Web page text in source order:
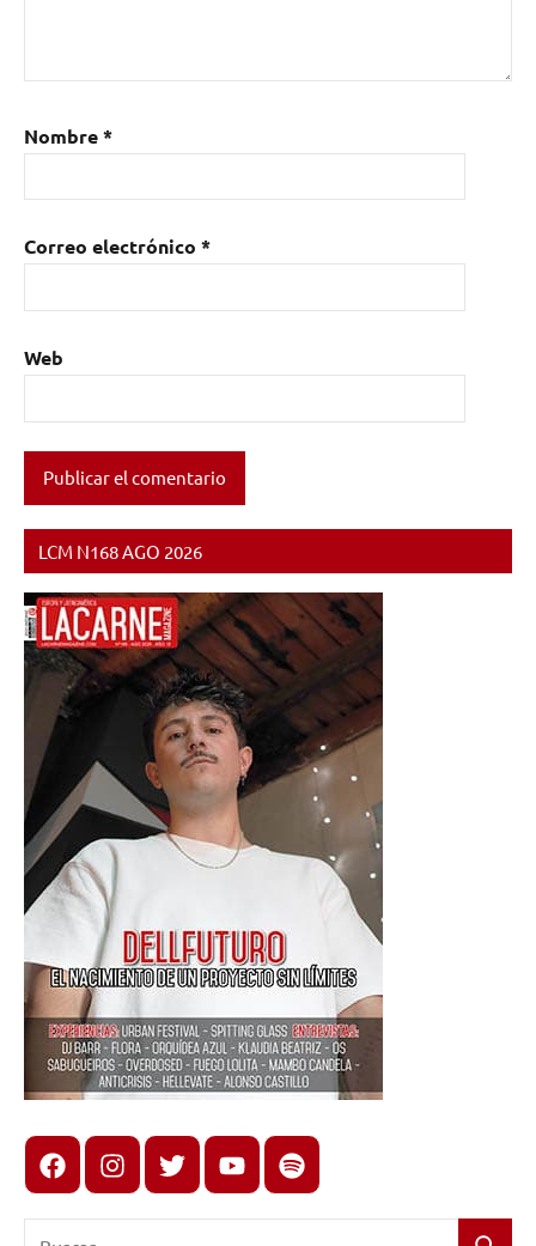
Nombre*
Correo electrónico *
Web
LCM N168 AGO 2026
FacebookInstagram
X youtubespotify